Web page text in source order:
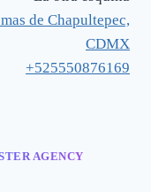
de Chapultepec,
CDMX
+525550876169
AGENCY